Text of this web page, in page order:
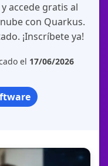
accede gratis al
con Quarkus.
¡Inscríbete ya!
el 17/06/2026